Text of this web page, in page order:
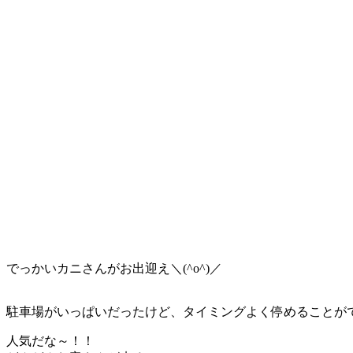
でっかいカニさんがお出迎え＼(^o^)／
駐車場がいっぱいだったけど、タイミングよく停めることが
人気だな～！！